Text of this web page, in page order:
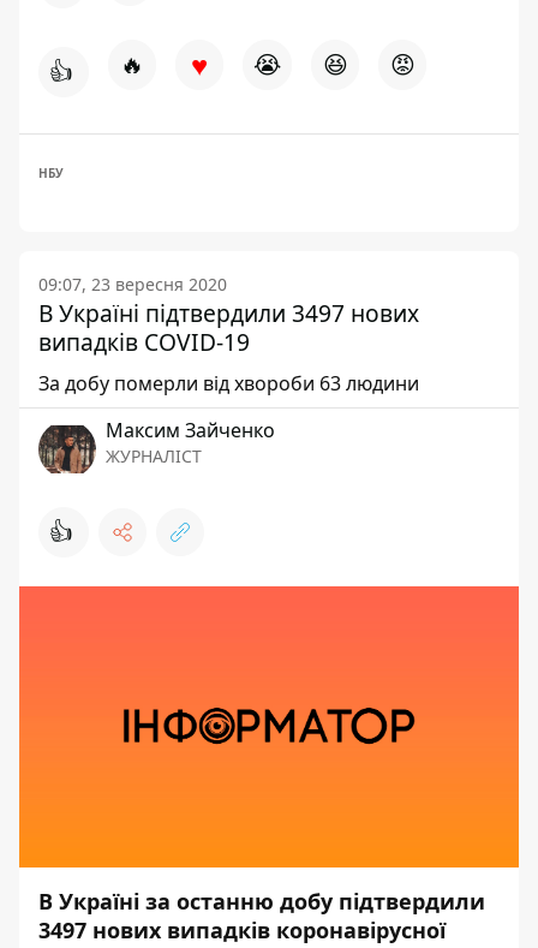
👍 🔥 ♥ 😭 😆 😡
НБУ
09:07, 23 вересня 2020
В Україні підтвердили 3497 нових
випадків COVID-19
За добу померли від хвороби 63 людини
Максим Зайченко
ЖУРНАЛІСТ
👍
В Україні за останню добу підтвердили
3497 нових випадків коронавірусної